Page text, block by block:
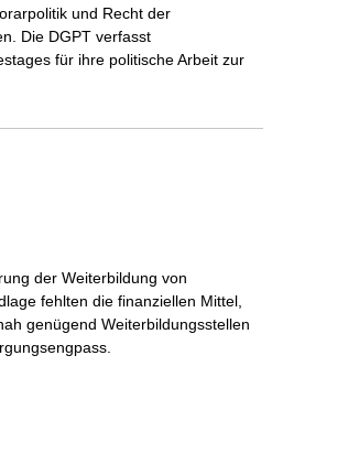
und Recht der
Die DGPT verfasst
für ihre politische Arbeit zur
der Weiterbildung von
fehlten die finanziellen Mittel,
genügend Weiterbildungsstellen